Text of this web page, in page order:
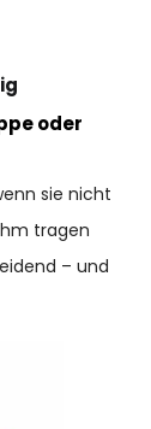
oder
sie nicht
tragen
– und